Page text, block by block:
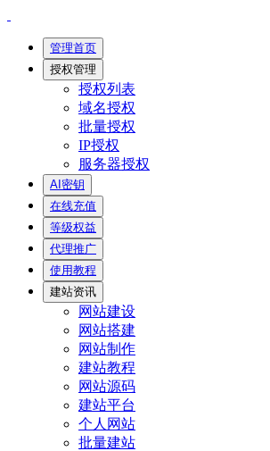
管理首页
授权管理
授权列表
域名授权
批量授权
IP授权
服务器授权
AI密钥
在线充值
等级权益
代理推广
使用教程
建站资讯
网站建设
网站搭建
网站制作
建站教程
网站源码
建站平台
个人网站
批量建站